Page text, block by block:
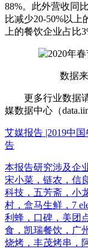
88%。此外营收同
比减少20-50%以上
上的餐饮企业占比
数据来源
更多行业数据请
媒数据中心（
艾媒报告 |2019中
告
本报告研究涉及企
宋小菜，链农，信
科技，五芳斋，小
村，盒马生鲜，7
利蜂，口碑，美团
食，凯瑞餐饮，广
烧烤，丰茂烤串，